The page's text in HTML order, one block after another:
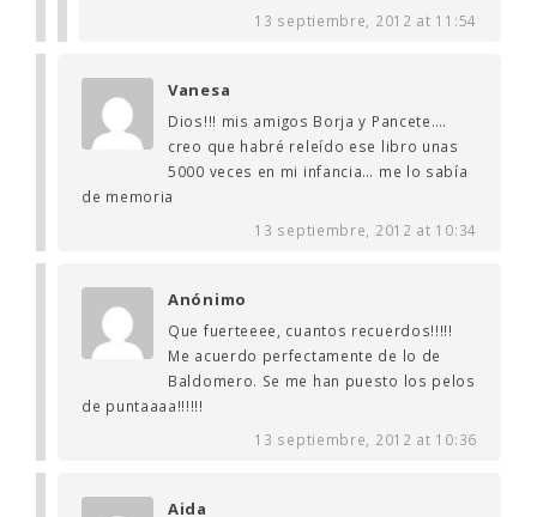
13 septiembre, 2012 at 11:54
Vanesa
Dios!!! mis amigos Borja y Pancete….
creo que habré releído ese libro unas
5000 veces en mi infancia… me lo sabía
de memoria
13 septiembre, 2012 at 10:34
Anónimo
Que fuerteeee, cuantos recuerdos!!!!!
Me acuerdo perfectamente de lo de
Baldomero. Se me han puesto los pelos
de puntaaaa!!!!!!
13 septiembre, 2012 at 10:36
Aida